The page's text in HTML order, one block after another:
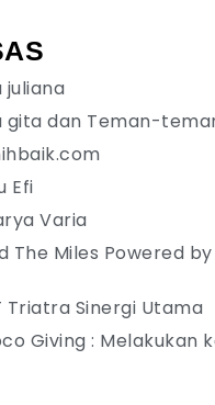
juliana
gita dan Teman-
Efi
Varia
The Miles Powered
Triatra Sinergi Utama
Giving : Melakukan